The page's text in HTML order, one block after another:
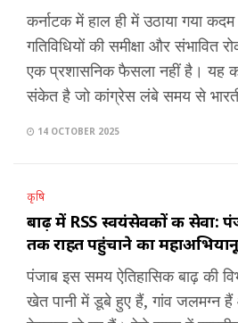
कर्नाटक में हाल ही में उठाया गया
गतिविधियों की समीक्षा और संभावित
एक प्रशासनिक फैसला नहीं है। यह
संकेत है जो कांग्रेस लंबे समय से
14 OCTOBER 2025
कृषि
बाढ़ में RSS स्वयंसेवकों की सेवा:
तक राहत पहुंचाने का महाअभियानू
पंजाब इस समय ऐतिहासिक बाढ़ की
खेत पानी में डूबे हुए हैं, गांव जलमग्न हैं